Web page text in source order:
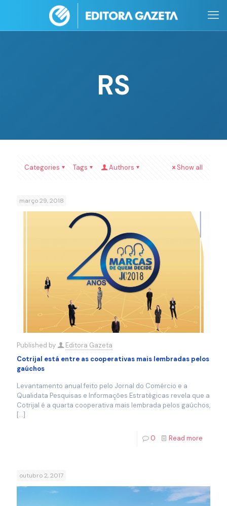
RS
Categories Tags Authors Show all
março 29, 2018
Published by
Editora Gazeta
Cotrijal está entre as cooperativas mais lembradas pelos
gaúchos
Levantamento anual feito pelo Jornal do Comércio e a
Qualidata Pesquisas e Informações Estratégicas revela que a
Cotrijal é a quarta cooperativa mais lembrada pelos gaúchos,
[…]
0 Read more
outubro 2, 2017